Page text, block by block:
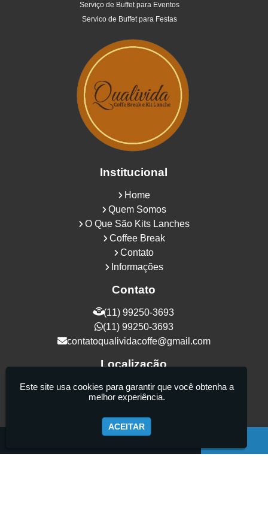
Serviço de Buffet para Eventos
Servico de Buffet para Festas
Institucional
Home
Quem Somos
O Que São Kits Lanches
Coffee Break
Contato
Informações
Contato
(11) 99250-3693
(11) 99250-3693
contatoqualividacoffe@gmail.com
Localização
Rua Samurais, 27 - Vila Maria Alta - São
Paulo / SP - CEP: 02130-080
Este site usa cookies para garantir que você obtenha a
melhor experiência.
ACEITAR